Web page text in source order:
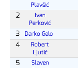
Plavšić
2
Ivan
Perković
3 Darko Gelo
4
Robert
Ljutić
5
Slaven